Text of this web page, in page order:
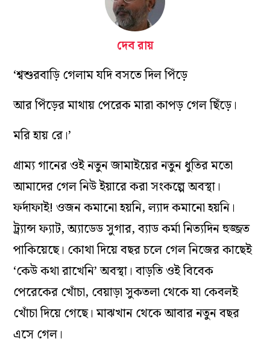
দেব রায়
‘শ্বশুরবাড়ি গেলাম যদি বসতে দিল পিঁড়ে
আর পিঁড়ের মাথায় পেরেক মারা কাপড় গেল ছিঁড়ে।
মরি হায় রে।’
গ্রাম্য গানের ওই নতুন জামাইয়ের নতুন ধুতির মতো
আমাদের গেল নিউ ইয়ারে করা সংকল্পে অবস্থা।
ফর্দাফাই! ওজন কমানো হয়নি, ল্যাদ কমানো হয়নি।
ট্র্যান্স ফ্যাট, অ্যাডেড সুগার, ব্যাড কর্মা নিত্যদিন হুজ্জত
পাকিয়েছে। কোথা দিয়ে বছর চলে গেল নিজের কাছেই
‘কেউ কথা রাখেনি’ অবস্থা। বাড়তি ওই বিবেক
পেরেকের খোঁচা, বেয়াড়া সুকতলা থেকে যা কেবলই
খোঁচা দিয়ে গেছে। মাঝখান থেকে আবার নতুন বছর
এসে গেল।